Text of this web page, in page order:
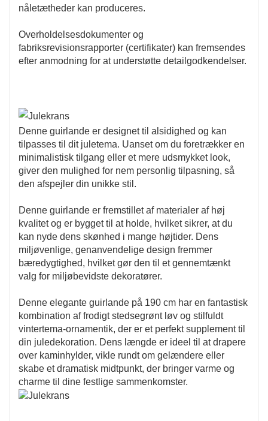
nåletætheder kan produceres.
Overholdelsesdokumenter og
fabriksrevisionsrapporter (certifikater) kan fremsendes
efter anmodning for at understøtte detailgodkendelser.
Denne guirlande er designet til alsidighed og kan
tilpasses til dit juletema. Uanset om du foretrækker en
minimalistisk tilgang eller et mere udsmykket look,
giver den mulighed for nem personlig tilpasning, så
den afspejler din unikke stil.
Denne guirlande er fremstillet af materialer af høj
kvalitet og er bygget til at holde, hvilket sikrer, at du
kan nyde dens skønhed i mange højtider. Dens
miljøvenlige, genanvendelige design fremmer
bæredygtighed, hvilket gør den til et gennemtænkt
valg for miljøbevidste dekoratører.
Denne elegante guirlande på 190 cm har en fantastisk
kombination af frodigt stedsegrønt løv og stilfuldt
vintertema-ornamentik, der er et perfekt supplement til
din juledekoration. Dens længde er ideel til at drapere
over kaminhylder, vikle rundt om gelændere eller
skabe et dramatisk midtpunkt, der bringer varme og
charme til dine festlige sammenkomster.